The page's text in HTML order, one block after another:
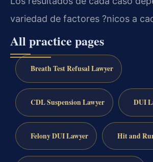
variedad de factores ?nicos a
All practice pages
Breath Test Refusal Lawyer
CDL Suspension Lawyer DUI
Felony DUI Lawyer Hit and